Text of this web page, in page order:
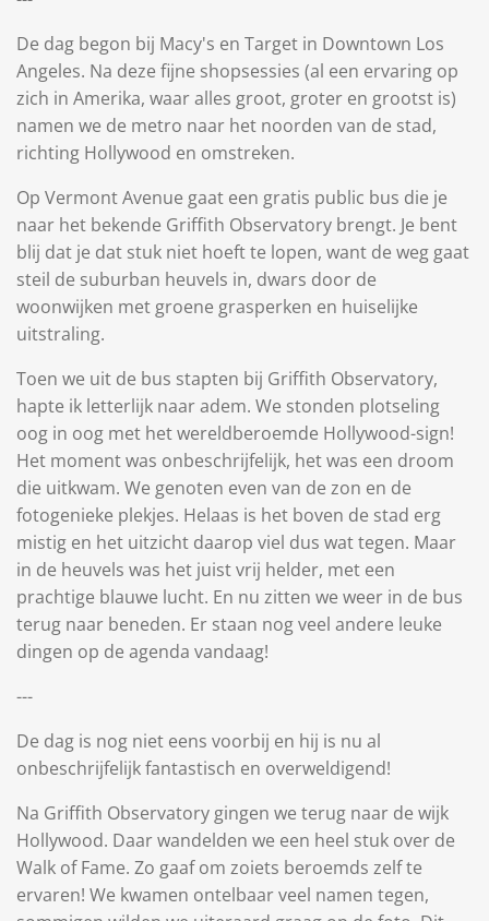
De dag begon bij Macy's en Target in Downtown Los
Angeles. Na deze fijne shopsessies (al een ervaring op
zich in Amerika, waar alles groot, groter en grootst is)
namen we de metro naar het noorden van de stad,
richting Hollywood en omstreken.
Op Vermont Avenue gaat een gratis public bus die je
naar het bekende Griffith Observatory brengt. Je bent
blij dat je dat stuk niet hoeft te lopen, want de weg gaat
steil de suburban heuvels in, dwars door de
woonwijken met groene grasperken en huiselijke
uitstraling.
Toen we uit de bus stapten bij Griffith Observatory,
hapte ik letterlijk naar adem. We stonden plotseling
oog in oog met het wereldberoemde Hollywood-sign!
Het moment was onbeschrijfelijk, het was een droom
die uitkwam. We genoten even van de zon en de
fotogenieke plekjes. Helaas is het boven de stad erg
mistig en het uitzicht daarop viel dus wat tegen. Maar
in de heuvels was het juist vrij helder, met een
prachtige blauwe lucht. En nu zitten we weer in de bus
terug naar beneden. Er staan nog veel andere leuke
dingen op de agenda vandaag!
---
De dag is nog niet eens voorbij en hij is nu al
onbeschrijfelijk fantastisch en overweldigend!
Na Griffith Observatory gingen we terug naar de wijk
Hollywood. Daar wandelden we een heel stuk over de
Walk of Fame. Zo gaaf om zoiets beroemds zelf te
ervaren! We kwamen ontelbaar veel namen tegen,